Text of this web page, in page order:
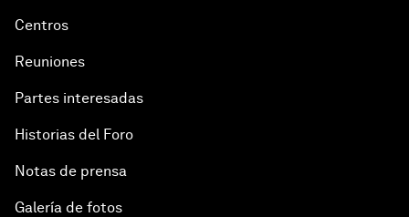
Centros
Reuniones
Partes interesadas
Historias del Foro
Notas de prensa
Galería de fotos